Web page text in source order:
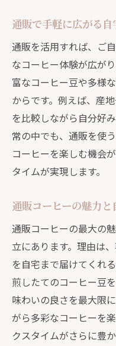
ト
コーヒー通販
紹介
通販でできる
コーヒー豆選びに
通販コーヒー
ド
自宅通販で迷
う
口コミを活
術
自宅で試せる
法
手軽さと品質を
通販コーヒー
る秘訣
通販で手軽に広がる自
通販を活用すれば、ご
なコーヒー体験が広が
富なコーヒー豆や多様
からです。例えば、産
を比較しながら自分好
常の中でも、通販を使
コーヒーを楽しむ機会
タイムが実現します。
通販コーヒーの魅力
通販コーヒーの最大の
立にあります。理由は
を自宅まで届けてくれ
煎したてのコーヒー豆
味わいの良さを最大限
がら多彩なコーヒーを
クスタイムがさらに豊